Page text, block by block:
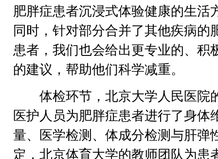
肥胖症患者沉浸式体验健康的生活
同时，针对部分合并了其他疾病的
患者，我们也会给出更专业的、积
的建议，帮助他们科学减重。
体检环节，北京大学人民医院
医护人员为肥胖症患者进行了身体
量、医学检测、体成分检测与肝弹
定，北京体育大学的教师团队为患